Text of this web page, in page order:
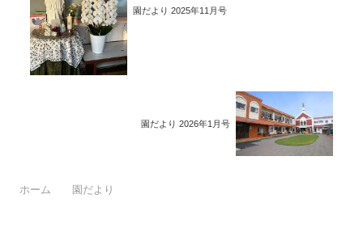
園だより 2025年11月号
園だより 2026年1月号
ホーム 園だより